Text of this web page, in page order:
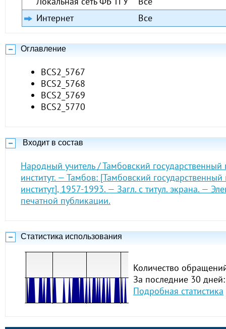
Интернет
Все
Оглавление
BCS2_5767
BCS2_5768
BCS2_5769
BCS2_5770
Входит в состав
Народный учитель / Тамбовский государственный
институт. — Тамбов: [Тамбовский государственный
институт], 1957-1993. — Загл. с титул. экрана. —
печатной публикации.
Статистика использования
Количество
За последние 30
Подробная статистика